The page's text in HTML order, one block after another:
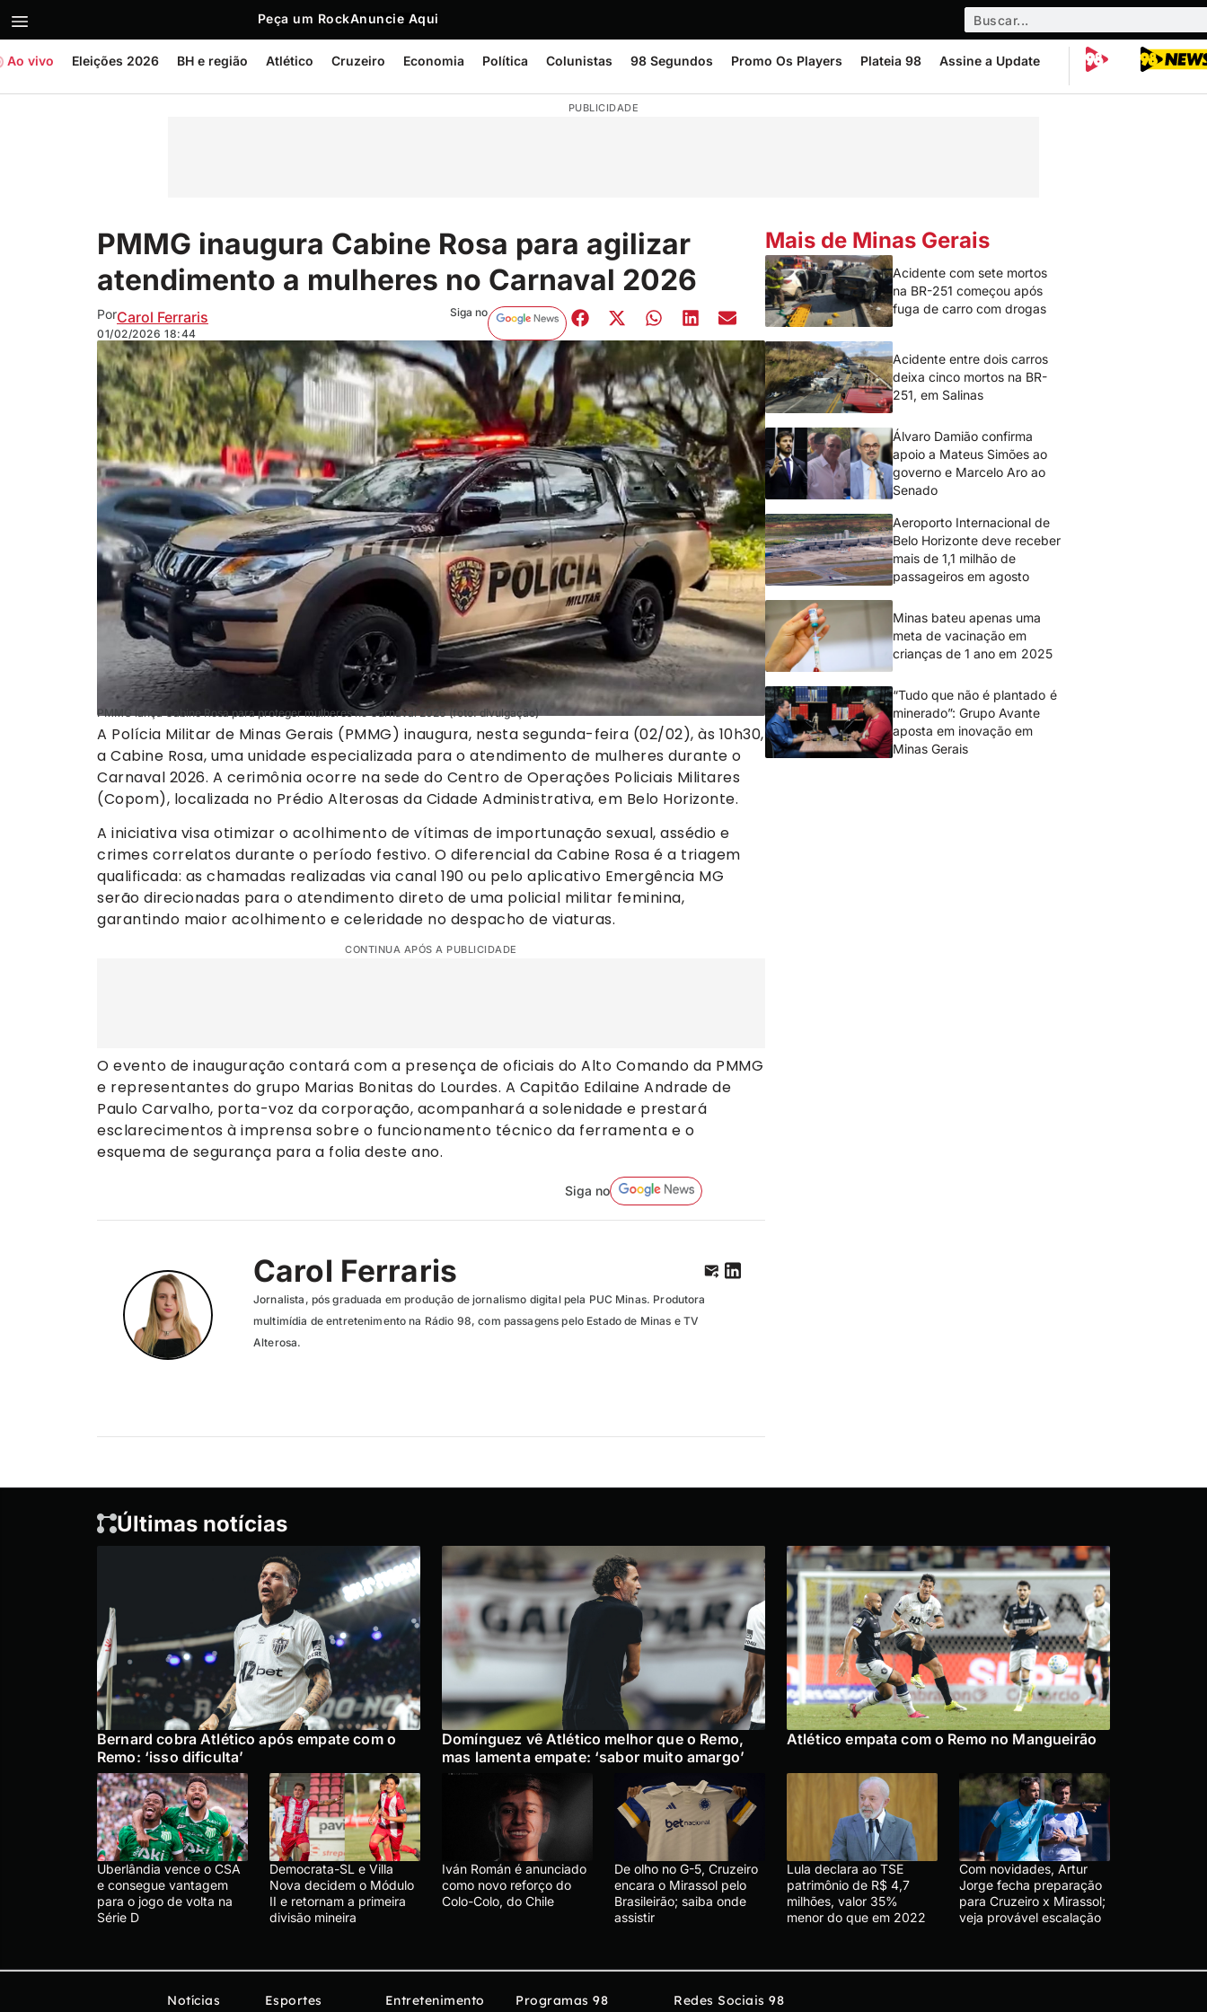
Peça um RockAnuncie Aqui
Ao vivo Eleições 2026 BH e região Atlético Cruzeiro Economia Política Colunistas 98 Segundos Promo Os Players Plateia 98 Assine a Update
PUBLICIDADE
PMMG inaugura Cabine Rosa para agilizar
atendimento a mulheres no Carnaval 2026
PorCarol Ferraris
01/02/2026 18:44
Siga no
PMMG lança Cabine Rosa para proteger mulheres no Carnaval 2026 (foto: divulgação)
A Polícia Militar de Minas Gerais (PMMG) inaugura, nesta segunda-feira (02/02), às 10h30,
a Cabine Rosa, uma unidade especializada para o atendimento de mulheres durante o
Carnaval 2026. A cerimônia ocorre na sede do Centro de Operações Policiais Militares
(Copom), localizada no Prédio Alterosas da Cidade Administrativa, em Belo Horizonte.
A iniciativa visa otimizar o acolhimento de vítimas de importunação sexual, assédio e
crimes correlatos durante o período festivo. O diferencial da Cabine Rosa é a triagem
qualificada: as chamadas realizadas via canal 190 ou pelo aplicativo Emergência MG
serão direcionadas para o atendimento direto de uma policial militar feminina,
garantindo maior acolhimento e celeridade no despacho de viaturas.
CONTINUA APÓS A PUBLICIDADE
O evento de inauguração contará com a presença de oficiais do Alto Comando da PMMG
e representantes do grupo Marias Bonitas do Lourdes. A Capitão Edilaine Andrade de
Paulo Carvalho, porta-voz da corporação, acompanhará a solenidade e prestará
esclarecimentos à imprensa sobre o funcionamento técnico da ferramenta e o
esquema de segurança para a folia deste ano.
Siga no
Carol Ferraris
Jornalista, pós graduada em produção de jornalismo digital pela PUC Minas. Produtora
multimídia de entretenimento na Rádio 98, com passagens pelo Estado de Minas e TV
Alterosa.
Mais de Minas Gerais
Acidente com sete mortos
na BR-251 começou após
fuga de carro com drogas
Acidente entre dois carros
deixa cinco mortos na BR-
251, em Salinas
Álvaro Damião confirma
apoio a Mateus Simões ao
governo e Marcelo Aro ao
Senado
Aeroporto Internacional de
Belo Horizonte deve receber
mais de 1,1 milhão de
passageiros em agosto
Minas bateu apenas uma
meta de vacinação em
crianças de 1 ano em 2025
“Tudo que não é plantado é
minerado”: Grupo Avante
aposta em inovação em
Minas Gerais
Últimas notícias
Bernard cobra Atlético após empate com o
Remo: ‘isso dificulta’
Domínguez vê Atlético melhor que o Remo,
mas lamenta empate: ‘sabor muito amargo’
Atlético empata com o Remo no Mangueirão
Uberlândia vence o CSA
e consegue vantagem
para o jogo de volta na
Série D
Democrata-SL e Villa
Nova decidem o Módulo
II e retornam a primeira
divisão mineira
Iván Román é anunciado
como novo reforço do
Colo-Colo, do Chile
De olho no G-5, Cruzeiro
encara o Mirassol pelo
Brasileirão; saiba onde
assistir
Lula declara ao TSE
patrimônio de R$ 4,7
milhões, valor 35%
menor do que em 2022
Com novidades, Artur
Jorge fecha preparação
para Cruzeiro x Mirassol;
veja provável escalação
Notícias
Esportes
Entretenimento
Programas 98
Redes Sociais 98